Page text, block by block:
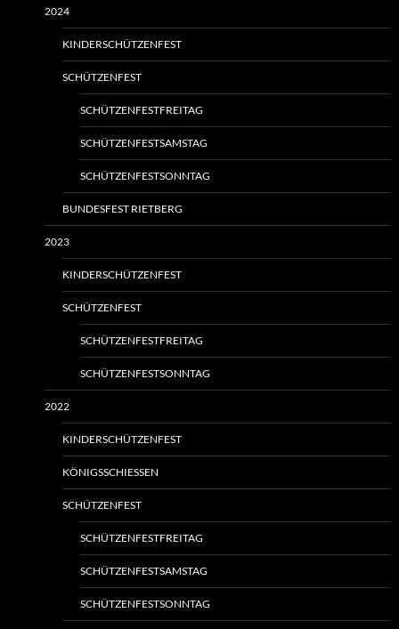
2024
KINDERSCHÜTZENFEST
SCHÜTZENFEST
SCHÜTZENFESTFREITAG
SCHÜTZENFESTSAMSTAG
SCHÜTZENFESTSONNTAG
BUNDESFEST RIETBERG
2023
KINDERSCHÜTZENFEST
SCHÜTZENFEST
SCHÜTZENFESTFREITAG
SCHÜTZENFESTSONNTAG
2022
KINDERSCHÜTZENFEST
KÖNIGSSCHIESSEN
SCHÜTZENFEST
SCHÜTZENFESTFREITAG
SCHÜTZENFESTSAMSTAG
SCHÜTZENFESTSONNTAG